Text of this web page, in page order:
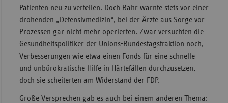
Patienten neu zu verteilen. Doch Bahr warnte stets vor einer
drohenden „Defensivmedizin“, bei der Ärzte aus Sorge vor
Prozessen gar nicht mehr operierten. Zwar versuchten die
Gesundheitspolitiker der Unions-Bundestagsfraktion noch,
Verbesserungen wie etwa einen Fonds für eine schnelle
und unbürokratische Hilfe in Härtefällen durchzusetzen,
doch sie scheiterten am Widerstand der FDP.
Große Versprechen gab es auch bei einem anderen Thema: